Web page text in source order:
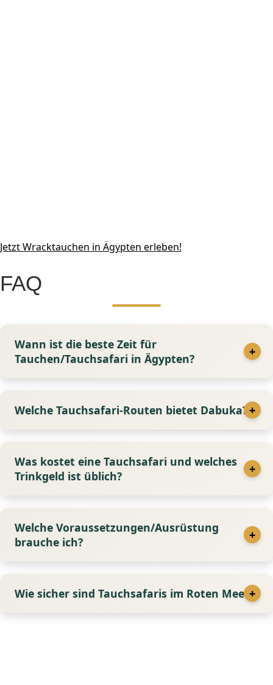
Jetzt Wracktauchen in Ägypten erleben!
FAQ
Wann ist die beste Zeit für
Tauchen/Tauchsafari in Ägypten?
Welche Tauchsafari-Routen bietet Dabuka?
Was kostet eine Tauchsafari und welches
Trinkgeld ist üblich?
Welche Voraussetzungen/Ausrüstung
brauche ich?
Wie sicher sind Tauchsafaris im Roten Meer?